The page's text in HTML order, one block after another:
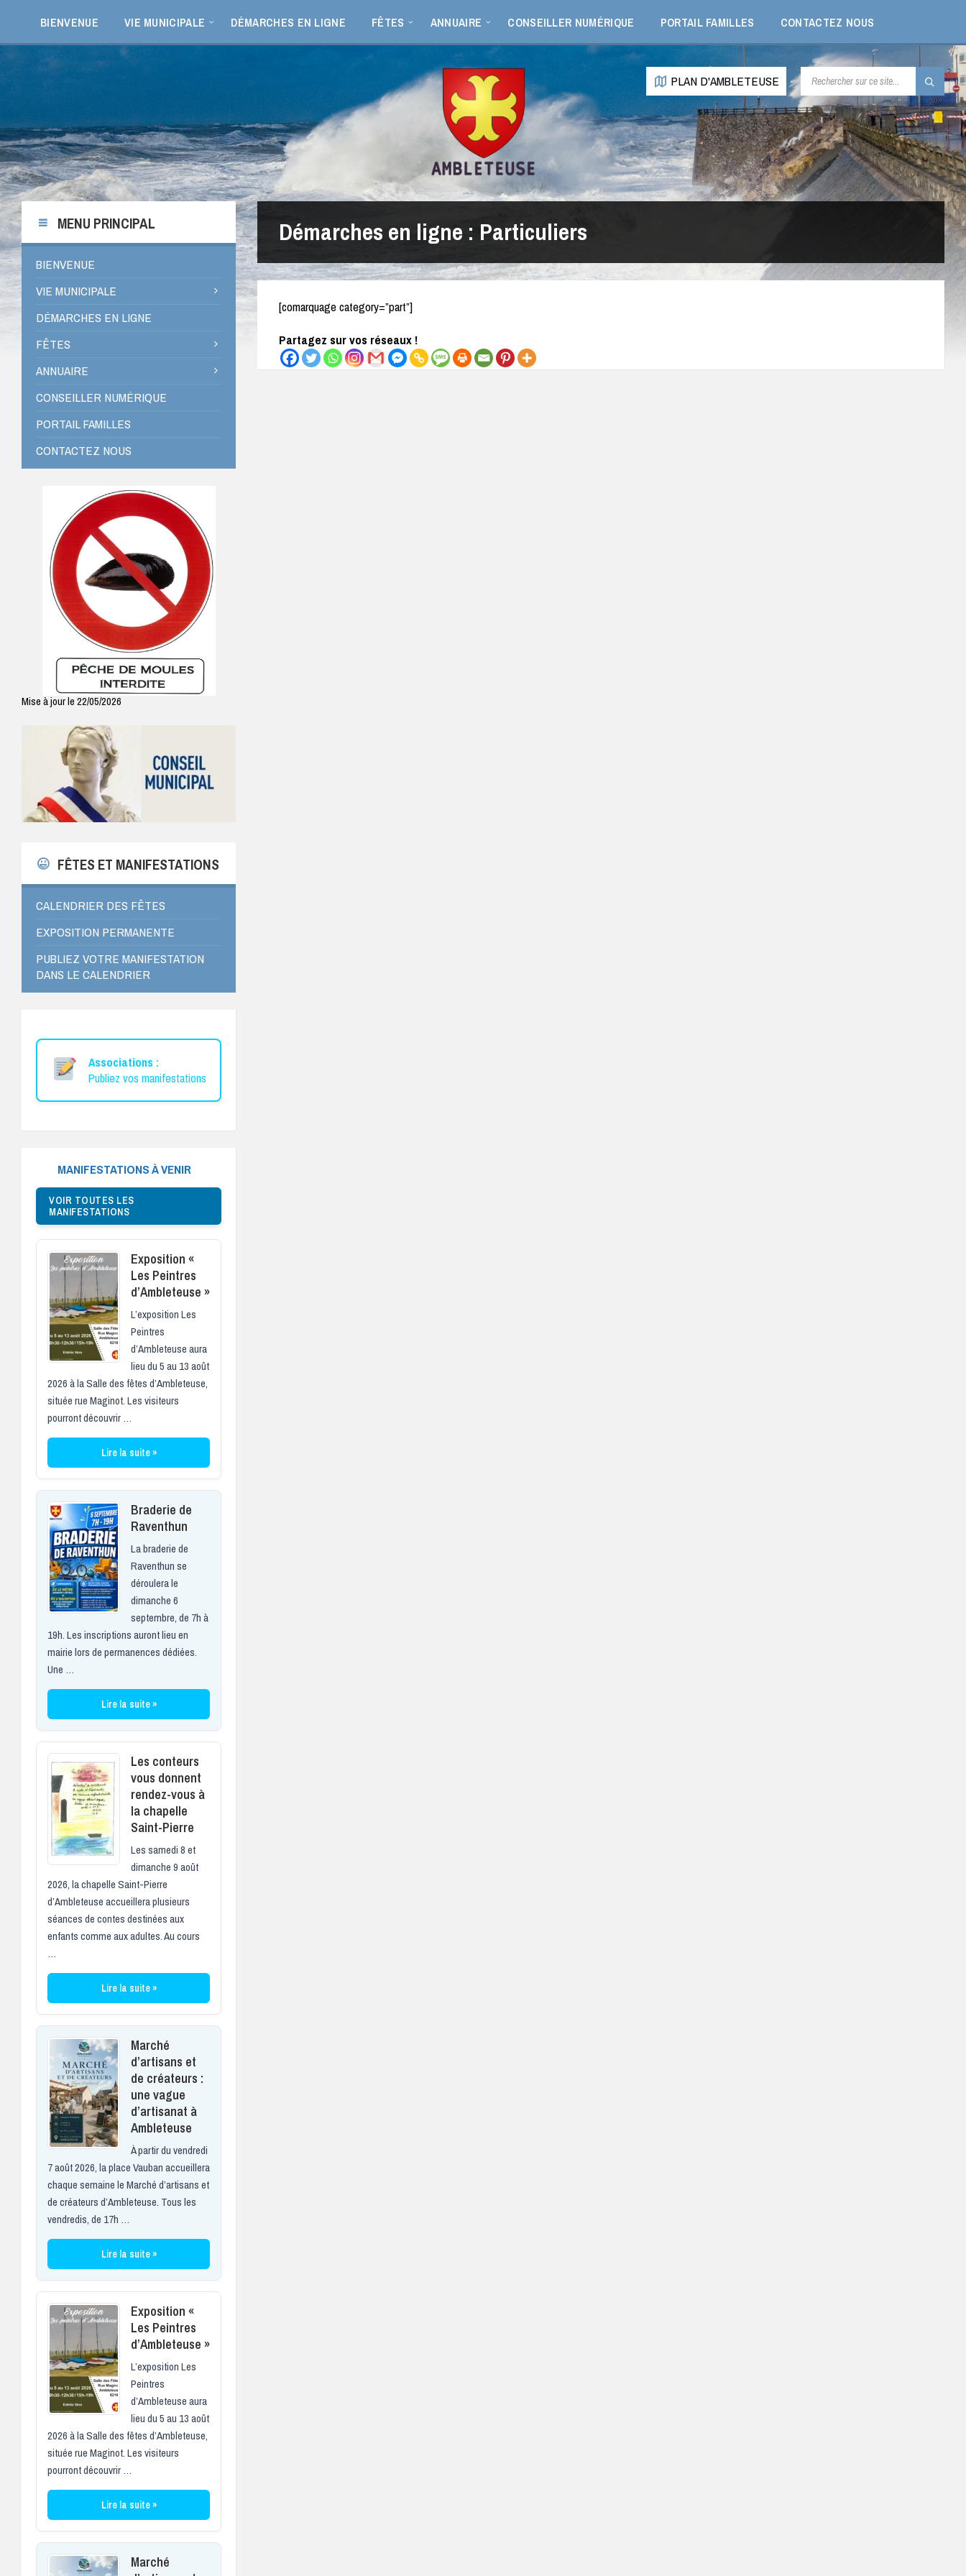
barre
latérale
de
page
BIENVENUE VIE MUNICIPALE DÉMARCHES EN LIGNE FÊTES ANNUAIRE CONSEILLER NUMÉRIQUE PORTAIL FAMILLES CONTACTEZ NOUS
PLAN D'AMBLETEUSE RECHERCHE:
Démarches en ligne : Particuliers
[comarquage category=”part”]
Partagez sur vos réseaux !
MENU PRINCIPAL
BIENVENUE
VIE MUNICIPALE
DÉMARCHES EN LIGNE
FÊTES
ANNUAIRE
CONSEILLER NUMÉRIQUE
PORTAIL FAMILLES
CONTACTEZ NOUS
Mise à jour le 22/05/2026
FÊTES ET MANIFESTATIONS
CALENDRIER DES FÊTES
EXPOSITION PERMANENTE
PUBLIEZ VOTRE MANIFESTATION
DANS LE CALENDRIER
Associations :
Publiez vos manifestations
MANIFESTATIONS À VENIR
VOIR TOUTES LES
MANIFESTATIONS
Exposition «
Les Peintres
d’Ambleteuse »
L’exposition Les
Peintres
d’Ambleteuse aura
lieu du 5 au 13 août
2026 à la Salle des fêtes d’Ambleteuse,
située rue Maginot. Les visiteurs
pourront découvrir …
Lire la suite »
Braderie de
Raventhun
La braderie de
Raventhun se
déroulera le
dimanche 6
septembre, de 7h à
19h. Les inscriptions auront lieu en
mairie lors de permanences dédiées.
Une …
Lire la suite »
Les conteurs
vous donnent
rendez-vous à
la chapelle
Saint-Pierre
Les samedi 8 et
dimanche 9 août
2026, la chapelle Saint-Pierre
d’Ambleteuse accueillera plusieurs
séances de contes destinées aux
enfants comme aux adultes. Au cours
…
Lire la suite »
Marché
d’artisans et
de créateurs :
une vague
d’artisanat à
Ambleteuse
À partir du vendredi
7 août 2026, la place Vauban accueillera
chaque semaine le Marché d’artisans et
de créateurs d’Ambleteuse. Tous les
vendredis, de 17h …
Lire la suite »
Exposition «
Les Peintres
d’Ambleteuse »
L’exposition Les
Peintres
d’Ambleteuse aura
lieu du 5 au 13 août
2026 à la Salle des fêtes d’Ambleteuse,
située rue Maginot. Les visiteurs
pourront découvrir …
Lire la suite »
Marché